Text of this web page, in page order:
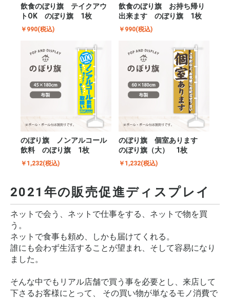
飲食のぼり旗 テイクアウ
トOK のぼり旗 1枚
￥990(税込)
飲食のぼり旗 お持ち帰り
出来ます のぼり旗 1枚
￥990(税込)
のぼり旗 ノンアルコール
飲料 のぼり旗 1枚
￥1,232(税込)
のぼり旗 個室あります
のぼり旗（大） 1枚
￥1,232(税込)
2021年の販売促進ディスプレイ
ネットで会う、ネットで仕事をする、ネットで物を買
う。
ネットで食事も頼め、しかも届けてくれる。
誰にも会わず生活することが望まれ、そして容易になり
ました。
そんな中でもリアル店舗で買う事を必要とし、来店して
下さるお客様にとって、 その買い物が単なるモノ消費で